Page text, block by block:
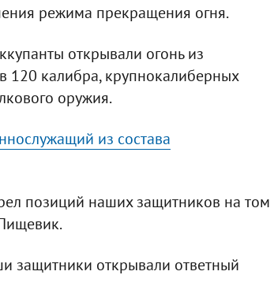
режима прекращения огня.
открывали огонь из
120 калибра, крупнокалиберных
оружия.
из состава
позиций наших защитников на том
защитники открывали ответный